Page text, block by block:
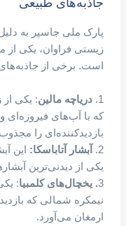
پارک ملی جاسپر به
زیستی فراوان، یکی از
است. برخی از جاذبه‌های
1. دریاچه مالین: یکی از
که با آب‌های فیروزه‌ای
بازدیدکننده‌ای را
2.
آبشار آتاباسکا:
یکی از دیدنی‌ترین
3. یخچال‌های کلمبیا:
نیمکره شمالی که
ارمغان می‌آورد.